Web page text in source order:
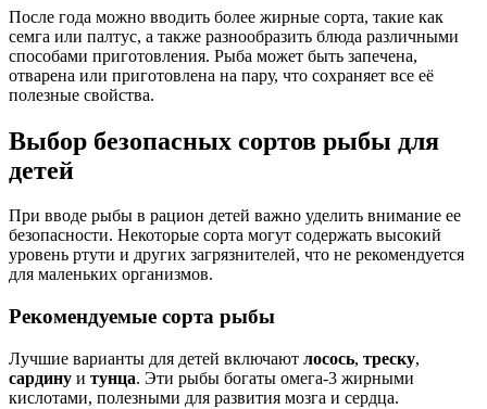
После года можно вводить более жирные сорта, такие как
семга или палтус, а также разнообразить блюда различными
способами приготовления. Рыба может быть запечена,
отварена или приготовлена на пару, что сохраняет все её
полезные свойства.
Выбор безопасных сортов рыбы для
детей
При вводе рыбы в рацион детей важно уделить внимание ее
безопасности. Некоторые сорта могут содержать высокий
уровень ртути и других загрязнителей, что не рекомендуется
для маленьких организмов.
Рекомендуемые сорта рыбы
Лучшие варианты для детей включают лосось, треску,
сардину и тунца. Эти рыбы богаты омега-3 жирными
кислотами, полезными для развития мозга и сердца.